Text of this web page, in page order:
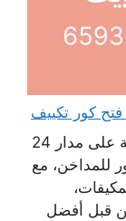
خدمات شركة قص خرسانة الكويت متاحة على مدار 24
للمداخن، مع
قبل أفضل